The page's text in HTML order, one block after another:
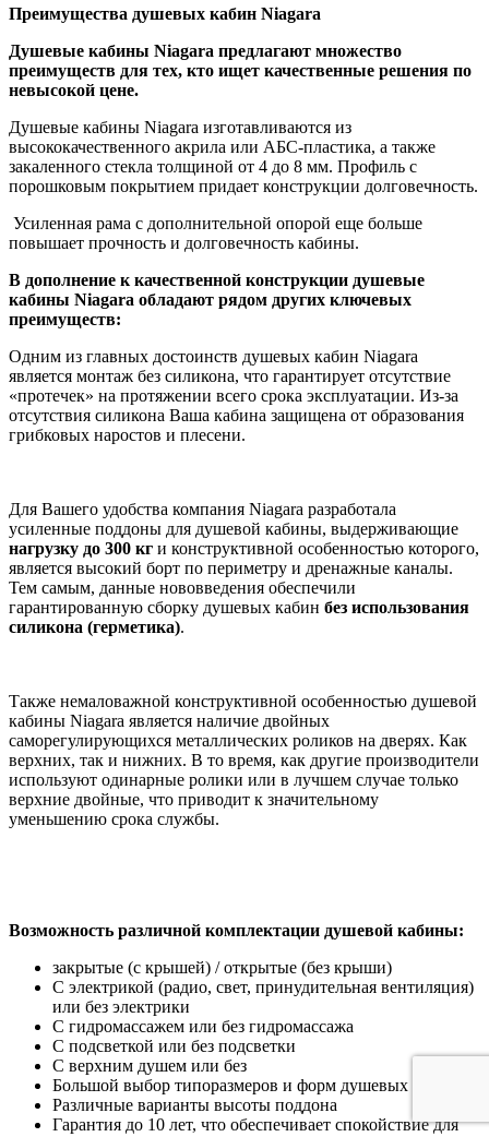
Преимущества душевых кабин Niagara
Душевые кабины Niagara предлагают множество
преимуществ для тех, кто ищет качественные решения по
невысокой цене.
Душевые кабины Niagara изготавливаются из
высококачественного акрила или АБС-пластика, а также
закаленного стекла толщиной от 4 до 8 мм. Профиль с
порошковым покрытием придает конструкции долговечность.
Усиленная рама с дополнительной опорой еще больше
повышает прочность и долговечность кабины.
В дополнение к качественной конструкции душевые
кабины Niagara обладают рядом других ключевых
преимуществ:
Одним из главных достоинств душевых кабин Niagara
является монтаж без силикона, что гарантирует отсутствие
«протечек» на протяжении всего срока эксплуатации. Из-за
отсутствия силикона Ваша кабина защищена от образования
грибковых наростов и плесени.
Для Вашего удобства компания Niagara разработала
усиленные поддоны для душевой кабины, выдерживающие
нагрузку до 300 кг и конструктивной особенностью которого,
является высокий борт по периметру и дренажные каналы.
Тем самым, данные нововведения обеспечили
гарантированную сборку душевых кабин без использования
силикона (герметика).
Также немаловажной конструктивной особенностью душевой
кабины Niagara является наличие двойных
саморегулирующихся металлических роликов на дверях. Как
верхних, так и нижних. В то время, как другие производители
используют одинарные ролики или в лучшем случае только
верхние двойные, что приводит к значительному
уменьшению срока службы.
Возможность различной комплектации душевой кабины:
закрытые (с крышей) / открытые (без крыши)
С электрикой (радио, свет, принудительная вентиляция)
или без электрики
С гидромассажем или без гидромассажа
С подсветкой или без подсветки
С верхним душем или без
Большой выбор типоразмеров и форм душевых кабин
Различные варианты высоты поддона
Гарантия до 10 лет, что обеспечивает спокойствие для